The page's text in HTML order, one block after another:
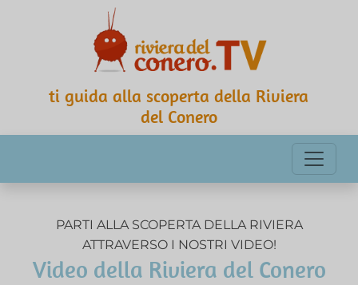
ti guida alla scoperta della Riviera
del Conero
PARTI ALLA SCOPERTA DELLA RIVIERA
ATTRAVERSO I NOSTRI VIDEO!
Video della Riviera del Conero